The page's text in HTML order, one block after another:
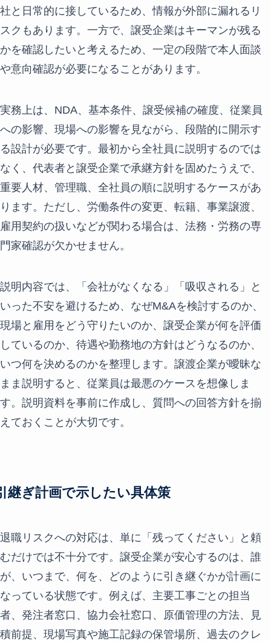
社と日常的に接しているため、情報が外部に漏れるリ
スクもあります。一方で、譲受企業はキーマンが残る
かを確認したいと考えるため、一定の段階で本人面談
や意向確認が必要になることがあります。
実務上は、NDA、基本条件、譲受候補の確度、従業員
への影響、現場への影響を見ながら、段階的に開示す
る設計が必要です。最初から全社員に説明するのでは
なく、代表者と譲受企業で承継方針を固めたうえで、
重要人材、管理職、全社員の順に説明するケースがあ
ります。ただし、労働条件の変更、転籍、事業譲渡、
雇用契約の扱いなどが関わる場合は、法務・労務の専
門家確認が欠かせません。
説明内容では、「会社がなくなる」「吸収される」と
いった不安を避けるため、なぜM&Aを検討するのか、
現場と雇用をどう守りたいのか、譲受企業が何を評価
しているのか、待遇や勤務地の方針はどうなるのか、
いつ何を決めるのかを整理します。譲渡企業が曖昧な
まま説明すると、従業員は最悪のケースを想像しま
す。説明資料を事前に作成し、質問への回答方針を揃
えておくことが大切です。
継ぎ計画で示したい具体策
退職リスクへの対応は、単に「残ってください」と頼
むだけでは不十分です。譲受企業が安心するのは、誰
が、いつまで、何を、どのように引き継ぐかが計画に
なっている状態です。例えば、主要工事ごとの担当
者、発注者窓口、協力会社窓口、原価管理の方法、見
積前提、現場写真や施工記録の保管場所、過去のクレ